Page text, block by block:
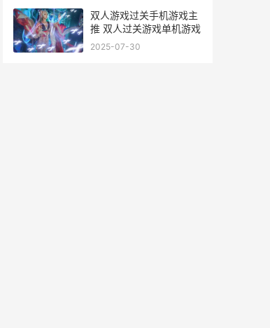
双人游戏过关手机游戏主
推 双人过关游戏单机游戏
2025-07-30